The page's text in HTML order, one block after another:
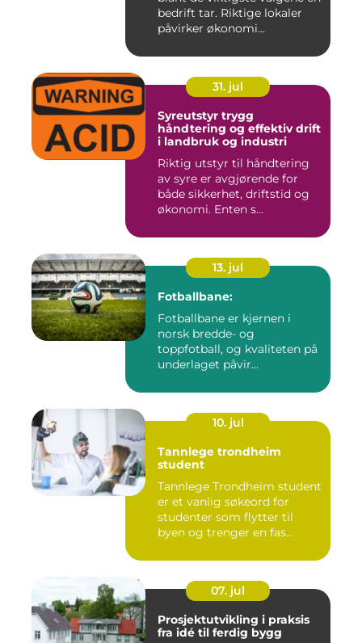
bedrift tar. Riktige lokaler
påvirker økonomi...
31. jul
Syreutstyr trygg
håndtering og effektiv drift
i landbruk og industri
Riktig utstyr til håndtering
av syre er avgjørende for
både sikkerhet, driftstid og
økonomi. Enten s...
13. jul
Fotballbane:
Fotballbane er kjernen i
norsk bredde- og
toppfotball, og kvaliteten på
underlaget påvir...
10. jul
Tannlege trondheim
student
Tannlege Trondheim student
er et vanlig søkeord for
studenter som flytter til
byen og trenger en fas...
07. jul
Prosjektutvikling i praksis
fra idé til ferdig bygg